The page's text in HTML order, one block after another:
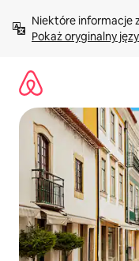
treści Pokaż oryginalny